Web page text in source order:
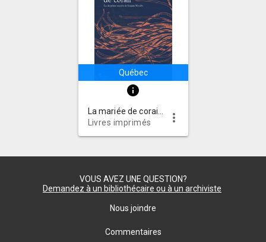
Québec
info
Livres imprimés
more_vert
VOUS AVEZ UNE QUESTION?
Demandez à un bibliothécaire ou à un archiviste
Nous joindre
Commentaires